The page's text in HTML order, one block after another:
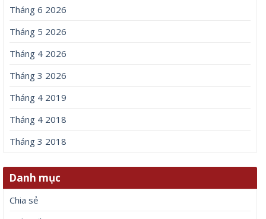
Tháng 6 2026
Tháng 5 2026
Tháng 4 2026
Tháng 3 2026
Tháng 4 2019
Tháng 4 2018
Tháng 3 2018
Danh mục
Chia sẻ